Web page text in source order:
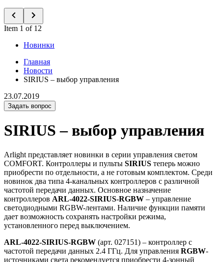
Item 1 of 12
Новинки
Главная
Новости
SIRIUS – выбор управления
23.07.2019
Задать вопрос
SIRIUS – выбор управления
Arlight представляет новинки в серии управления светом
COMFORT. Контроллеры и пульты SIRIUS теперь можно
приобрести по отдельности, а не готовым комплектом. Среди
новинок два типа 4-канальных контроллеров с различной
частотой передачи данных. Основное назначение
контроллеров ARL-4022-SIRIUS-RGBW – управление
светодиодными RGBW-лентами. Наличие функции памяти
дает возможность сохранять настройки режима,
установленного перед выключением.
ARL-4022-SIRIUS-RGBW (арт. 027151) – контроллер с
частотой передачи данных 2.4 ГГц. Для управления RGBW-
источниками света рекомендуется приобрести 4-зонный